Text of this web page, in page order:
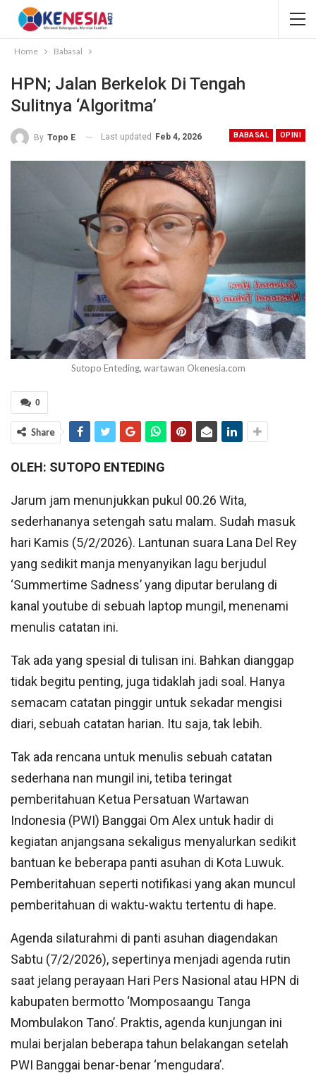
Home Babasal
HPN; Jalan Berkelok Di Tengah
Sulitnya ‘Algoritma’
BABASAL OPINI
By Topo E Last updated Feb 4, 2026
Sutopo Enteding, wartawan Okenesia.com
0
Share
OLEH: SUTOPO ENTEDING
Jarum jam menunjukkan pukul 00.26 Wita,
sederhananya setengah satu malam. Sudah masuk
hari Kamis (5/2/2026). Lantunan suara Lana Del Rey
yang sedikit manja menyanyikan lagu berjudul
‘Summertime Sadness’ yang diputar berulang di
kanal youtube di sebuah laptop mungil, menenami
menulis catatan ini.
Tak ada yang spesial di tulisan ini. Bahkan dianggap
tidak begitu penting, juga tidaklah jadi soal. Hanya
semacam catatan pinggir untuk sekadar mengisi
diari, sebuah catatan harian. Itu saja, tak lebih.
Tak ada rencana untuk menulis sebuah catatan
sederhana nan mungil ini, tetiba teringat
pemberitahuan Ketua Persatuan Wartawan
Indonesia (PWI) Banggai Om Alex untuk hadir di
kegiatan anjangsana sekaligus menyalurkan sedikit
bantuan ke beberapa panti asuhan di Kota Luwuk.
Pemberitahuan seperti notifikasi yang akan muncul
pemberitahuan di waktu-waktu tertentu di hape.
Agenda silaturahmi di panti asuhan diagendakan
Sabtu (7/2/2026), sepertinya menjadi agenda rutin
saat jelang perayaan Hari Pers Nasional atau HPN di
kabupaten bermotto ‘Momposaangu Tanga
Mombulakon Tano’. Praktis, agenda kunjungan ini
mulai berjalan beberapa tahun belakangan setelah
PWI Banggai benar-benar ‘mengudara’.